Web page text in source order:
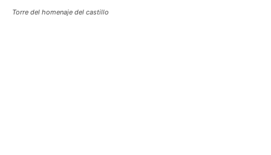
Torre del homenaje del castillo